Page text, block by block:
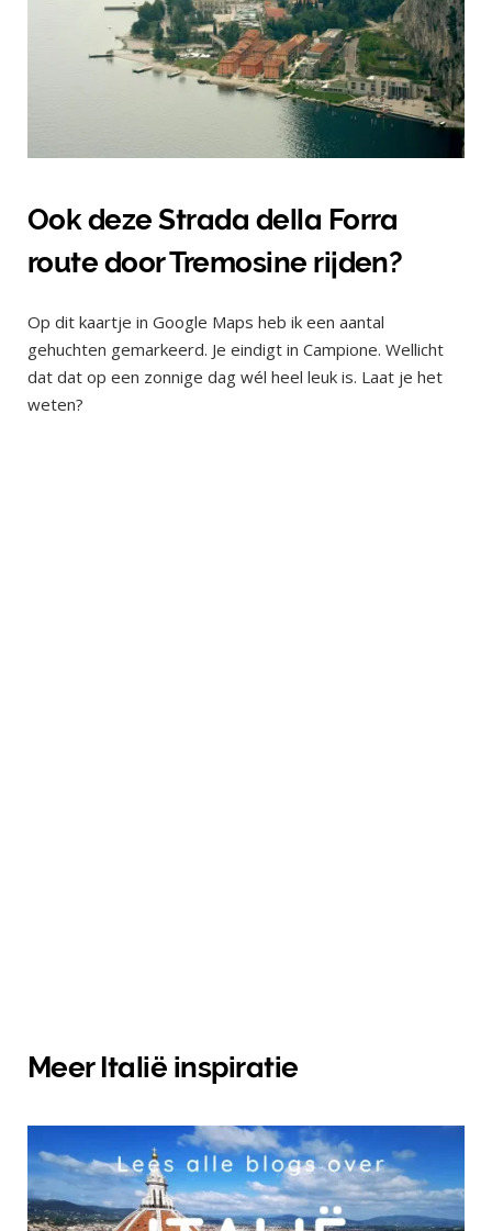
Ook deze Strada della Forra
route door Tremosine rijden?
Op dit kaartje in Google Maps heb ik een aantal
gehuchten gemarkeerd. Je eindigt in Campione. Wellicht
dat dat op een zonnige dag wél heel leuk is. Laat je het
weten?
Meer Italië inspiratie